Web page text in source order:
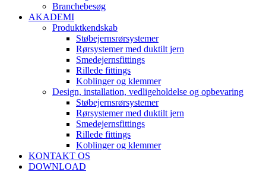
Branchebesøg
AKADEMI
Produktkendskab
Støbejernsrørsystemer
Rørsystemer med duktilt jern
Smedejernsfittings
Rillede fittings
Koblinger og klemmer
Design, installation, vedligeholdelse og opbevaring
Støbejernsrørsystemer
Rørsystemer med duktilt jern
Smedejernsfittings
Rillede fittings
Koblinger og klemmer
KONTAKT OS
DOWNLOAD